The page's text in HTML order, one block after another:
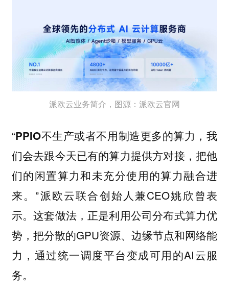
派欧云业务简介，图源：派欧云官网
“PPIO不生产或者不用制造更多的算力，我
们会去跟今天已有的算力提供方对接，把他
们的闲置算力和未充分使用的算力融合进
来。”派欧云联合创始人兼CEO姚欣曾表
示。这套做法，正是利用公司分布式算力优
势，把分散的GPU资源、边缘节点和网络能
力，通过统一调度平台变成可用的AI云服
务。